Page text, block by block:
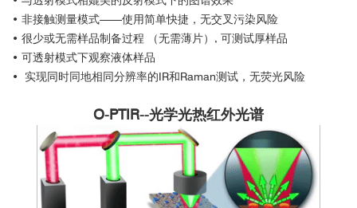
• 非接触测量模式——使用简单快捷，无交叉污染风险
• 很少或无需样品制备过程 （无需薄片）, 可测试厚样品
• 可透射模式下观察液体样品
• 实现同时同地相同分辨率的IR和Raman测试，无荧光风险
O-PTIR--光学光热红外光谱